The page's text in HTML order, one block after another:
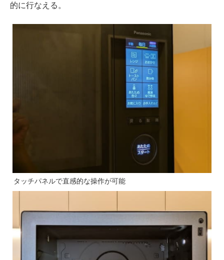
的に行なえる。
タッチパネルで直感的な操作が可能